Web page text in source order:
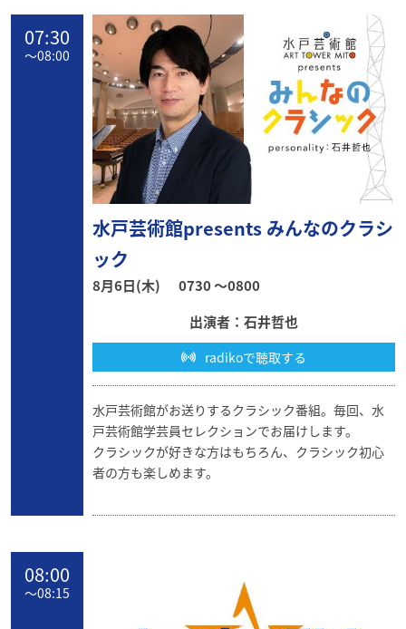
07:30
〜08:00
水戸芸術館presents みんなのクラシ
ック
8月6日(木)
0730 〜0800
出演者：石井哲也
radikoで聴取する
水戸芸術館がお送りするクラシック番組。毎回、水
戸芸術館学芸員セレクションでお届けします。
クラシックが好きな方はもちろん、クラシック初心
者の方も楽しめます。
08:00
〜08:15